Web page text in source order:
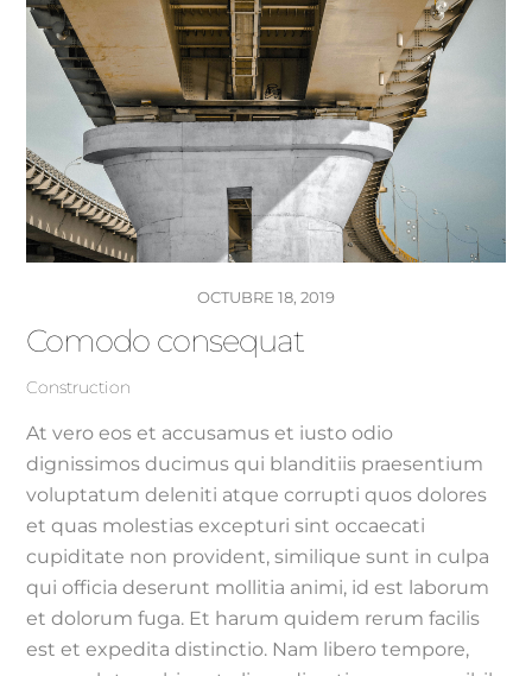
OCTUBRE 18, 2019
Comodo consequat
Construction
At vero eos et accusamus et iusto odio
dignissimos ducimus qui blanditiis praesentium
voluptatum deleniti atque corrupti quos dolores
et quas molestias excepturi sint occaecati
cupiditate non provident, similique sunt in culpa
qui officia deserunt mollitia animi, id est laborum
et dolorum fuga. Et harum quidem rerum facilis
est et expedita distinctio. Nam libero tempore,